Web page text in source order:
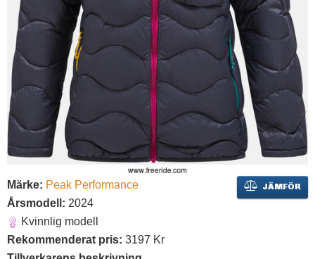
JÄMFÖR
Märke: Peak Performance
Årsmodell: 2024
Kvinnlig modell
Rekommenderat pris: 3197 Kr